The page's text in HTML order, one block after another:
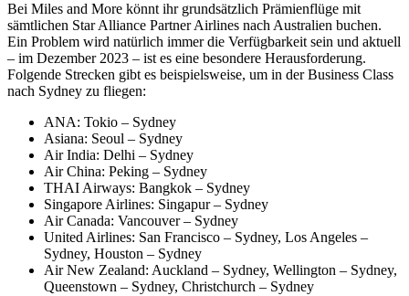
Bei Miles and More könnt ihr grundsätzlich Prämienflüge mit
sämtlichen Star Alliance Partner Airlines nach Australien buchen.
Ein Problem wird natürlich immer die Verfügbarkeit sein und aktuell
– im Dezember 2023 – ist es eine besondere Herausforderung.
Folgende Strecken gibt es beispielsweise, um in der Business Class
nach Sydney zu fliegen:
ANA: Tokio – Sydney
Asiana: Seoul – Sydney
Air India: Delhi – Sydney
Air China: Peking – Sydney
THAI Airways: Bangkok – Sydney
Singapore Airlines: Singapur – Sydney
Air Canada: Vancouver – Sydney
United Airlines: San Francisco – Sydney, Los Angeles –
Sydney, Houston – Sydney
Air New Zealand: Auckland – Sydney, Wellington – Sydney,
Queenstown – Sydney, Christchurch – Sydney